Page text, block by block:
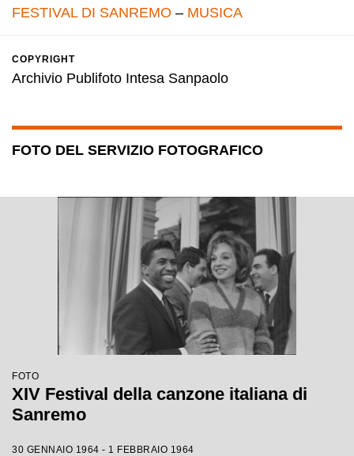
FESTIVAL DI SANREMO – MUSICA
COPYRIGHT
Archivio Publifoto Intesa Sanpaolo
FOTO DEL SERVIZIO FOTOGRAFICO
FOTO
XIV Festival della canzone italiana di
Sanremo
30 GENNAIO 1964 - 1 FEBBRAIO 1964